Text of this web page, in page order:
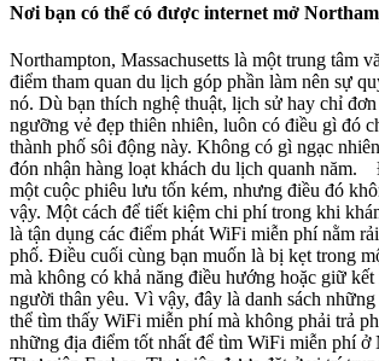
Nơi bạn có thể có được internet mở
Northampton, Massachusetts là một trung tâm
điểm tham quan du lịch góp phần làm nên sự
nó. Dù bạn thích nghệ thuật, lịch sử hay chỉ
ngưỡng vẻ đẹp thiên nhiên, luôn có điều gì đó
thành phố sôi động này. Không có gì ngạc
đón nhận hàng loạt khách du lịch quanh năm.
một cuộc phiêu lưu tốn kém, nhưng điều đó
vậy. Một cách để tiết kiệm chi phí trong khi
là tận dụng các điểm phát WiFi miễn phí nằm
phố. Điều cuối cùng bạn muốn là bị kẹt trong
mà không có khả năng điều hướng hoặc giữ
người thân yêu. Vì vậy, đây là danh sách
thể tìm thấy WiFi miễn phí mà không phải trả
những địa điểm tốt nhất để tìm WiFi miễn phí ở